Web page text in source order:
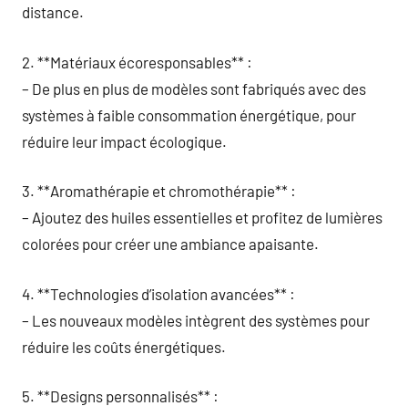
distance.
2. **Matériaux écoresponsables** :
– De plus en plus de modèles sont fabriqués avec des
systèmes à faible consommation énergétique, pour
réduire leur impact écologique.
3. **Aromathérapie et chromothérapie** :
– Ajoutez des huiles essentielles et profitez de lumières
colorées pour créer une ambiance apaisante.
4. **Technologies d’isolation avancées** :
– Les nouveaux modèles intègrent des systèmes pour
réduire les coûts énergétiques.
5. **Designs personnalisés** :